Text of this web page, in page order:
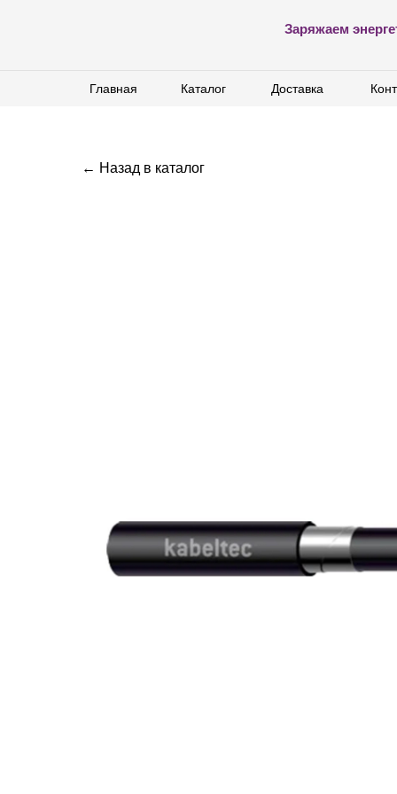
Заряжаем
Доставка
Каталог
Главная Доставка
Каталог
Главная
← Назад в каталог